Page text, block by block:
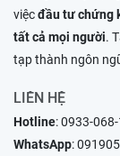
việcđầu tư chứng
tất cả mọi người.
tạp thành ngôn
LIÊN HỆ
Hotline:0933-
WhatsApp: